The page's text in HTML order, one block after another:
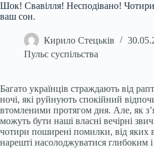
Шок! Свавілля! Несподівано!
ваш сон.
Кирило Стецьків
Пульс суспільства
Багато українців страждають від
ночі, які руйнують спокійний
втомленими протягом дня. Але, як
можуть бути наші власні вечірні
чотири поширені помилки, від яких
нарешті насолоджуватися глибоким